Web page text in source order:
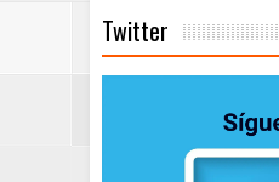
Twitter